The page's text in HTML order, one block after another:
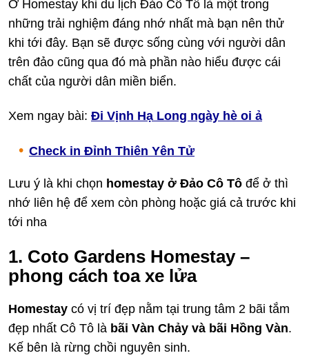
Ở Homestay khi du lịch Đảo Cô Tô là một trong
những trải nghiệm đáng nhớ nhất mà bạn nên thử
khi tới đây. Bạn sẽ được sống cùng với người dân
trên đảo cũng qua đó mà phần nào hiểu được cái
chất của người dân miền biển.
Xem ngay bài: Đi Vịnh Hạ Long ngày hè oi ả
Check in Đỉnh Thiên Yên Tử
Lưu ý là khi chọn homestay ở Đảo Cô Tô để ở thì
nhớ liên hệ để xem còn phòng hoặc giá cả trước khi
tới nha
1. Coto Gardens Homestay –
phong cách toa xe lửa
Homestay có vị trí đẹp nằm tại trung tâm 2 bãi tắm
đẹp nhất Cô Tô là bãi Vàn Chảy và bãi Hồng Vàn.
Kế bên là rừng chồi nguyên sinh.